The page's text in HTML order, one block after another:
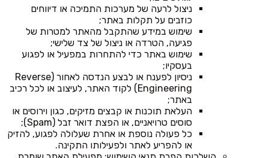
ניצול לרעה של מערכות התמיכה או דיווחים
כוזבים על תקלות באתר;
שימוש במידע שהתקבל מהאתר למטרות של
פגיעה, הטרדה או ניצול של צד שלישי;
שימוש באתר כדי להתחרות במפעיל או לפגוע
בעסקיו;
ניסיון לפענח או לבצע הנדסה לאחור (Reverse
Engineering) לקוד האתר, לעיצוב או לכל רכיב
באתר;
העלאת תוכנות או קבצים מזיקים, כגון וירוסים או
סוסים טרויאניים, או הפצת דואר זבל (Spam);
כל פעולה נוספת או אחרת שעלולה לפגוע, להזיק
או להפריע לאתר ולפעילותו התקינה.